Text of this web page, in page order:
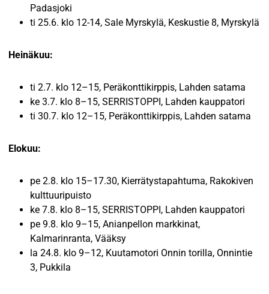
Padasjoki
ti 25.6. klo 12-14, Sale Myrskylä, Keskustie 8, Myrskylä
Heinäkuu:
ti 2.7. klo 12–15, Peräkonttikirppis, Lahden satama
ke 3.7. klo 8–15, SERRISTOPPI, Lahden kauppatori
ti 30.7. klo 12–15, Peräkonttikirppis, Lahden satama
Elokuu:
pe 2.8. klo 15–17.30, Kierrätystapahtuma, Rakokiven
kulttuuripuisto
ke 7.8. klo 8–15, SERRISTOPPI, Lahden kauppatori
pe 9.8. klo 9–15, Anianpellon markkinat,
Kalmarinranta, Vääksy
la 24.8. klo 9–12, Kuutamotori Onnin torilla, Onnintie
3, Pukkila